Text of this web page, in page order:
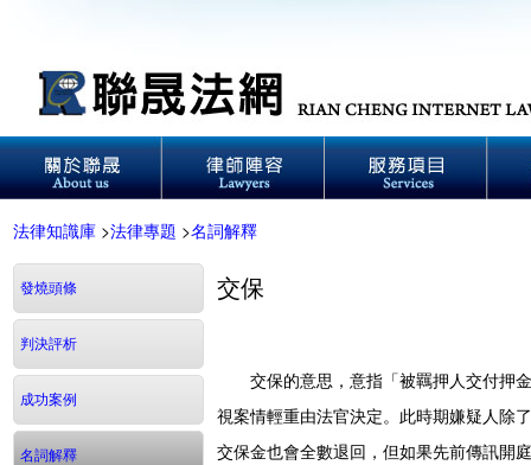
法律知識庫 >法律專題 >名詞解釋
發燒頭條
判決評析
成功案例
名詞解釋
交保
交保的意思，意指「被羈押人交付押金
視案情輕重由法官決定。此時期嫌疑人除
交保金也會全數退回，但如果先前傳訊開